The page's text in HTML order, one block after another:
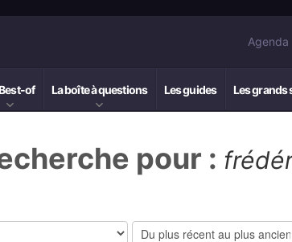
Agenda
of La boîte à questions Les guides Les grands
pour :